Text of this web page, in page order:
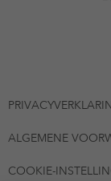
ALGEMENE
COOKIE-